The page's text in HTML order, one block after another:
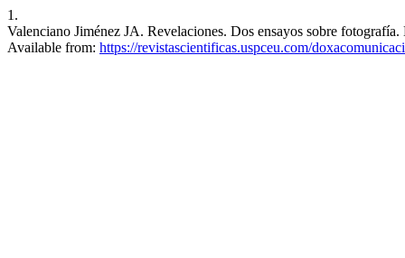
1.
Valenciano Jiménez JA. Revelaciones. Dos ensayos sobre
Available from: https://revistascientificas.uspceu.com/